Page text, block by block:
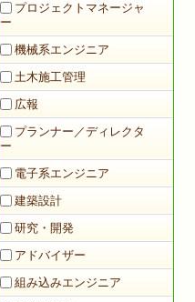
プロジェクトマネージャ
ー
機械系エンジニア
土木施工管理
広報
プランナー／ディレクタ
ー
電子系エンジニア
建築設計
研究・開発
アドバイザー
組み込みエンジニア